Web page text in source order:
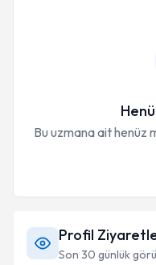
Bu uzmana ait henüz
Profil
Son 30 günlük